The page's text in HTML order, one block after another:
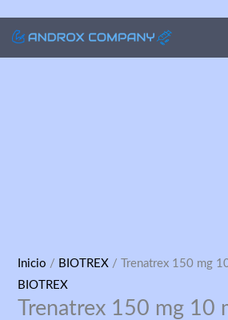
Inicio / BIOTREX / Trenatrex 150 mg
BIOTREX
Trenatrex 150 mg 10
Trenatrex
150
mg